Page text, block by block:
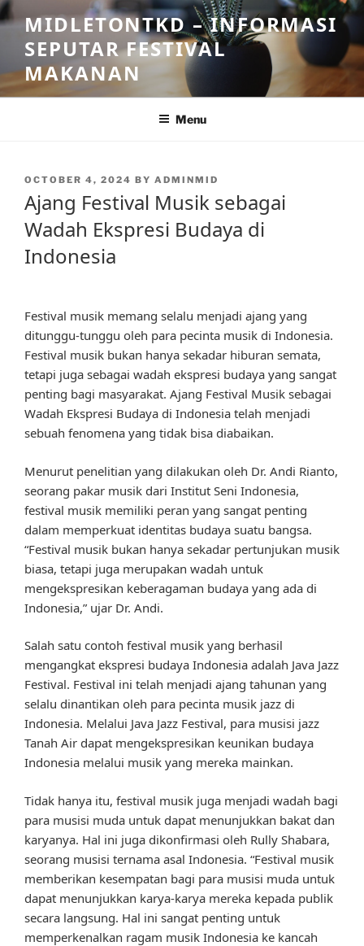
Skip
to
content
MIDLETONTKD – INFORMASI
SEPUTAR FESTIVAL
MAKANAN
Menu
POSTED
ON
OCTOBER 4, 2024 BY ADMINMID
Ajang Festival Musik sebagai
Wadah Ekspresi Budaya di
Indonesia
Festival musik memang selalu menjadi ajang yang
ditunggu-tunggu oleh para pecinta musik di Indonesia.
Festival musik bukan hanya sekadar hiburan semata,
tetapi juga sebagai wadah ekspresi budaya yang sangat
penting bagi masyarakat. Ajang Festival Musik sebagai
Wadah Ekspresi Budaya di Indonesia telah menjadi
sebuah fenomena yang tidak bisa diabaikan.
Menurut penelitian yang dilakukan oleh Dr. Andi Rianto,
seorang pakar musik dari Institut Seni Indonesia,
festival musik memiliki peran yang sangat penting
dalam memperkuat identitas budaya suatu bangsa.
“Festival musik bukan hanya sekadar pertunjukan musik
biasa, tetapi juga merupakan wadah untuk
mengekspresikan keberagaman budaya yang ada di
Indonesia,” ujar Dr. Andi.
Salah satu contoh festival musik yang berhasil
mengangkat ekspresi budaya Indonesia adalah Java Jazz
Festival. Festival ini telah menjadi ajang tahunan yang
selalu dinantikan oleh para pecinta musik jazz di
Indonesia. Melalui Java Jazz Festival, para musisi jazz
Tanah Air dapat mengekspresikan keunikan budaya
Indonesia melalui musik yang mereka mainkan.
Tidak hanya itu, festival musik juga menjadi wadah bagi
para musisi muda untuk dapat menunjukkan bakat dan
karyanya. Hal ini juga dikonfirmasi oleh Rully Shabara,
seorang musisi ternama asal Indonesia. “Festival musik
memberikan kesempatan bagi para musisi muda untuk
dapat menunjukkan karya-karya mereka kepada publik
secara langsung. Hal ini sangat penting untuk
memperkenalkan ragam musik Indonesia ke kancah